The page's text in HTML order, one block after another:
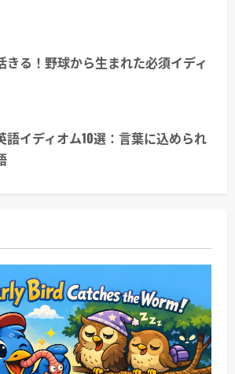
きる！野球から生まれた必須イディ
語イディオム10選：言葉に込められ